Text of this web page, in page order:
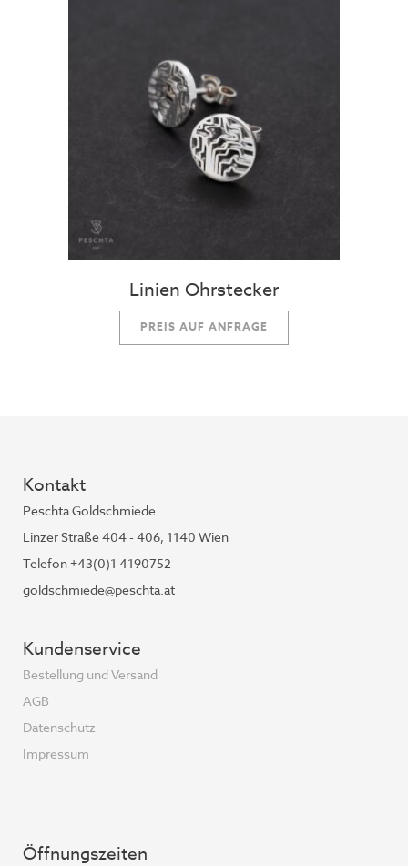
Linien Ohrstecker
PREIS AUF ANFRAGE
Kontakt
Peschta Goldschmiede
Linzer Straße 404 - 406, 1140 Wien
Telefon +43(0)1 4190752
goldschmiede@peschta.at
Kundenservice
Bestellung und Versand
AGB
Datenschutz
Impressum
Öffnungszeiten